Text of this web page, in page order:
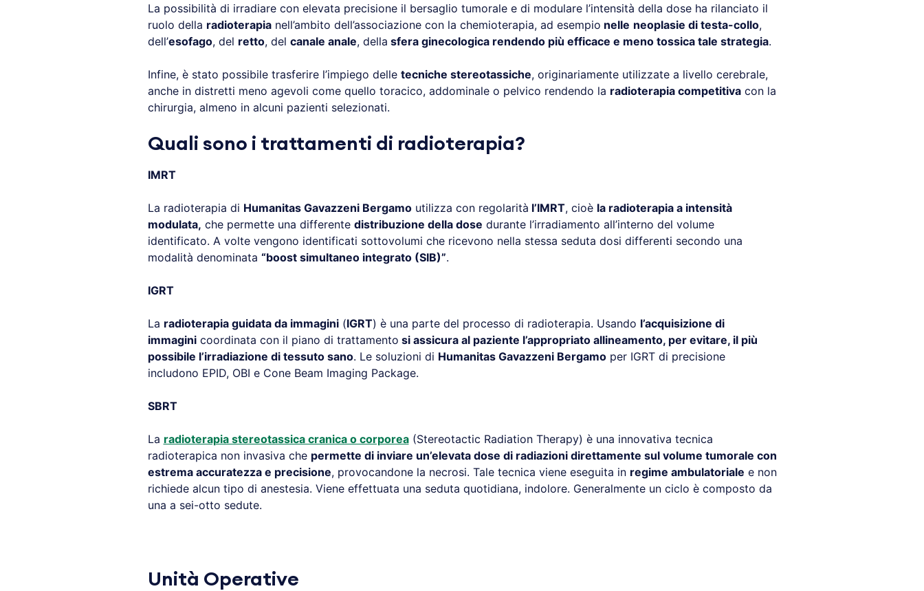
La possibilità di irradiare con elevata precisione il bersaglio tumorale e di modulare l’intensità della dose ha rilanciato il
ruolo della radioterapianell’ambito dell’associazione con la chemioterapia, ad esempio nelle neoplasie di testa-collo,
dell’esofago, del retto, del canale anale, della sfera ginecologica rendendo più efficace e meno tossica tale strategia.
Infine, è stato possibile trasferire l’impiego delle tecniche stereotassiche, originariamente utilizzate a livello cerebrale,
anche in distretti meno agevoli come quello toracico, addominale o pelvico rendendo la radioterapia competitivacon la
chirurgia, almeno in alcuni pazienti selezionati.
Quali sono i trattamenti di radioterapia?
IMRT
La radioterapia di Humanitas Gavazzeni Bergamoutilizza con regolarità l’IMRT, cioè la radioterapia a intensità
modulata, che permette una differente distribuzione della dose durante l’irradiamento all’interno del volume
identificato. A volte vengono identificati sottovolumi che ricevono nella stessa seduta dosi differenti secondo una
modalità denominata “boost simultaneo integrato (SIB)”.
IGRT
La radioterapia guidata da immagini(IGRT) è una parte del processo di radioterapia. Usando l’acquisizione di
immaginicoordinata con il piano di trattamento si assicura al paziente l’appropriato allineamento, per evitare, il più
possibile l’irradiazione di tessuto sano. Le soluzioni di Humanitas Gavazzeni Bergamoper IGRT di precisione
includono EPID, OBI e Cone Beam Imaging Package.
SBRT
La radioterapia stereotassica cranica o corporea(Stereotactic Radiation Therapy) è una innovativa tecnica
radioterapica non invasiva che permette di inviare un’elevata dose di radiazioni direttamente sul volume tumorale con
estrema accuratezza e precisione, provocandone la necrosi. Tale tecnica viene eseguita in regime ambulatoriale e non
richiede alcun tipo di anestesia. Viene effettuata una seduta quotidiana, indolore. Generalmente un ciclo è composto da
una a sei-otto sedute.
Unità Operative